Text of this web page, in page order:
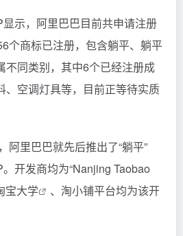
示，阿里巴巴目前共申请注册
个商标已注册，包含躺平、躺平
不同类别，其中6个已经注册成
、空调灯具等，目前正等待实质
阿里巴巴就先后推出了“躺平”
开发商均为“Nanjing Taobao
宝大学
、淘小铺平台均为该开